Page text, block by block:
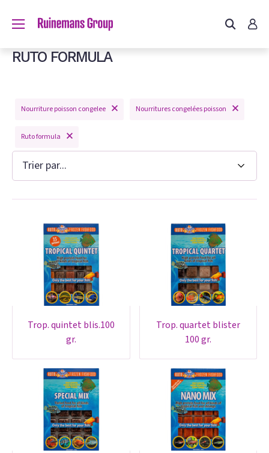
congelee
RUTO FORMULA
Nourriture poisson congelee Nourritures congelées poisson
Ruto formula
trop. quintet blis.100
gr.
trop. quartet blister
100 gr.